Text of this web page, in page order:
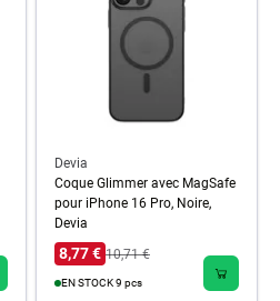
Devia
Coque Glimmer avec MagSafe
pour iPhone 16 Pro, Noire,
Devia
8,77 € 10,71 €
EN STOCK 9 pcs